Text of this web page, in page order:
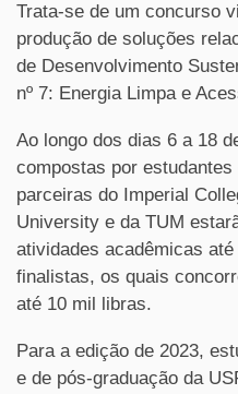
Trata-se de um concurso
produção de soluções
de Desenvolvimento
nº 7: Energia Limpa e
Ao longo dos dias 6 a 18
compostas por
parceiras do Imperial
University e da TUM
atividades acadêmicas
finalistas, os quais
até 10 mil libras.
Para a edição de 2023,
e de pós-graduação da